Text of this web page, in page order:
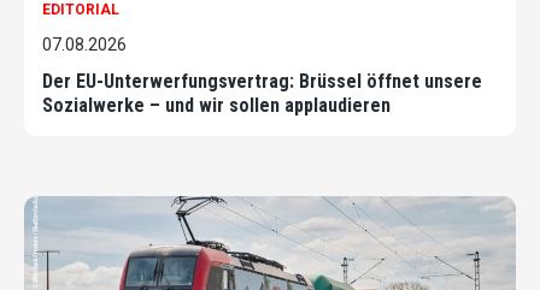
EDITORIAL
07.08.2026
Der EU-Unterwerfungsvertrag: Brüssel öffnet unsere
Sozialwerke – und wir sollen applaudieren